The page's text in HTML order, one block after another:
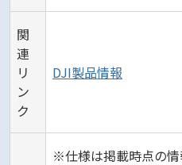
関
連
リ
ン
ク
DJI製品情報
※仕様は掲載時点の